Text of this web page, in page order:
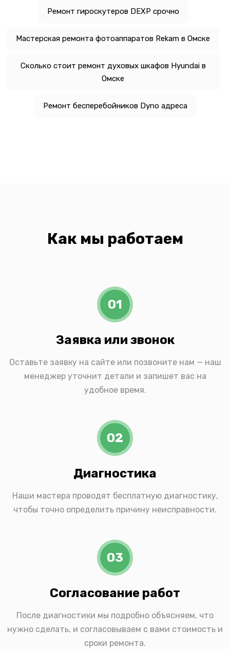
Ремонт гироскутеров DEXP срочно
Мастерская ремонта фотоаппаратов Rekam в Омске
Сколько стоит ремонт духовых шкафов Hyundai в
Омске
Ремонт бесперебойников Dyno адреса
Как мы работаем
01
Заявка или звонок
Оставьте заявку на сайте или позвоните нам — наш
менеджер уточнит детали и запишет вас на
удобное время.
02
Диагностика
Наши мастера проводят бесплатную диагностику,
чтобы точно определить причину неисправности.
03
Согласование работ
После диагностики мы подробно объясняем, что
нужно сделать, и согласовываем с вами стоимость и
сроки ремонта.